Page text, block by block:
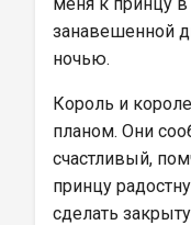
занавешенной
ночью.
Король и
планом. Они
счастливый,
принцу
сделать